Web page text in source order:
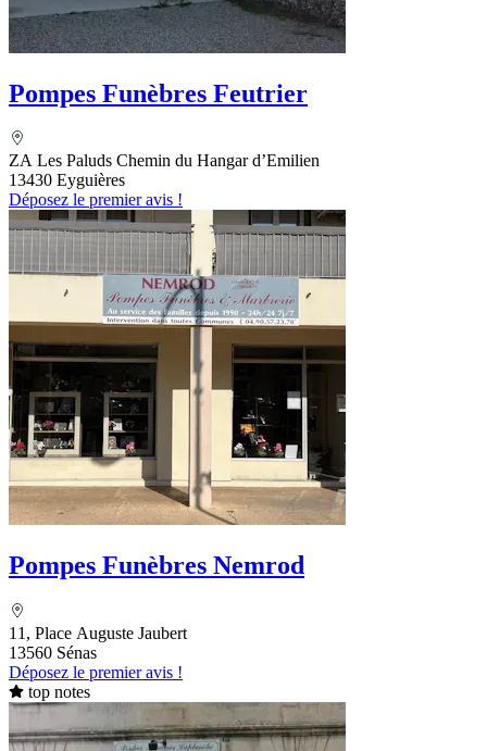
Pompes Funèbres Feutrier
ZA Les Paluds Chemin du Hangar d’Emilien
13430 Eyguières
Déposez le premier avis !
Pompes Funèbres Nemrod
11, Place Auguste Jaubert
13560 Sénas
Déposez le premier avis !
top notes